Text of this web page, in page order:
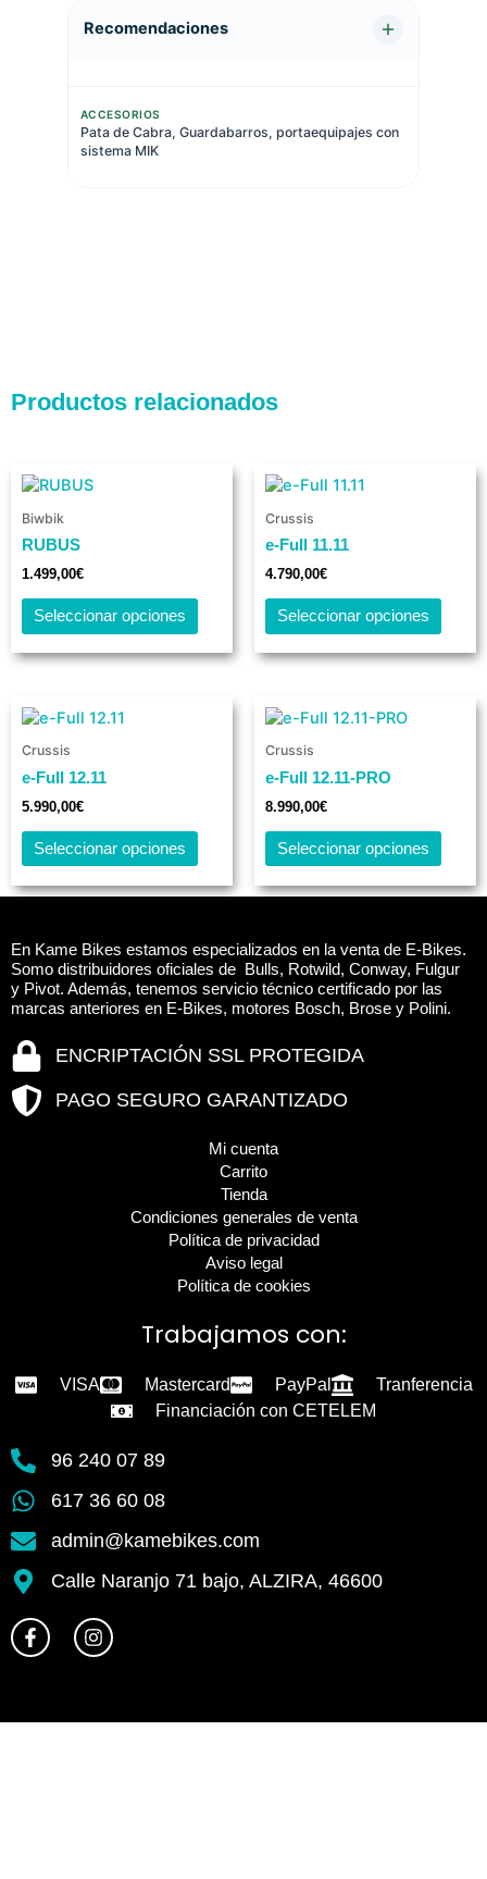
Recomendaciones
ACCESORIOS
Pata de Cabra, Guardabarros, portaequipajes con
sistema MIK
Productos relacionados
Biwbik
RUBUS
1.499,00€
Seleccionar opciones
producto
múltiples
variantes.
se
pueden
Crussis
e-Full 11.11
4.790,00€
Seleccionar opciones
se
Crussis
e-Full 12.11
5.990,00€
Seleccionar opciones
producto
múltiples
variantes.
se
pueden
la
página
de
Crussis
e-Full 12.11-PRO
8.990,00€
Seleccionar opciones
se
la
de
En Kame Bikes estamos especializados en la venta de E-Bikes.
Somo distribuidores oficiales de Bulls, Rotwild, Conway, Fulgur
y Pivot. Además, tenemos servicio técnico certificado por las
marcas anteriores en E-Bikes, motores Bosch, Brose y Polini.
ENCRIPTACIÓN SSL PROTEGIDA
PAGO SEGURO GARANTIZADO
Mi cuenta
Carrito
Tienda
Condiciones generales de venta
Política de privacidad
Aviso legal
Política de cookies
Trabajamos con:
VISA Mastercard PayPal
Tranferencia
Financiación con CETELEM
96 240 07 89
617 36 60 08
admin@kamebikes.com
Calle Naranjo 71 bajo, ALZIRA, 46600
F
a
c
o
I
n
s
g